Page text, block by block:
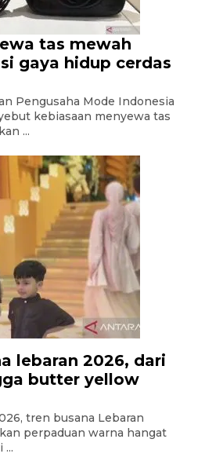
tas mewah
gaya hidup cerdas
Pengusaha Mode Indonesia
kebiasaan menyewa tas
...
lebaran 2026, dari
butter yellow
tren busana Lebaran
perpaduan warna hangat